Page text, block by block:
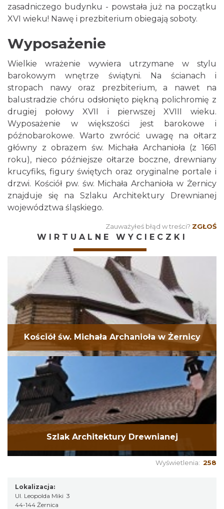
zasadniczego budynku - powstała już na początku
XVI wieku! Nawę i prezbiterium obiegają soboty.
Wyposażenie
Wielkie wrażenie wywiera utrzymane w stylu
barokowym wnętrze świątyni. Na ścianach i
stropach nawy oraz prezbiterium, a nawet na
balustradzie chóru odsłonięto piękną polichromię z
drugiej połowy XVII i pierwszej XVIII wieku.
Wyposażenie w większości jest barokowe i
późnobarokowe. Warto zwrócić uwagę na ołtarz
główny z obrazem św. Michała Archanioła (z 1661
roku), nieco późniejsze ołtarze boczne, drewniany
krucyfiks, figury świętych oraz oryginalne portale i
drzwi. Kościół pw. św. Michała Archanioła w Żernicy
znajduje się na Szlaku Architektury Drewnianej
województwa śląskiego.
Zauważyłeś błąd w treści? ZGŁOŚ
WIRTUALNE WYCIECZKI
Kościół św. Michała Archanioła w Żernicy
Szlak Architektury Drewnianej
Wyświetlenia: 258
Lokalizacja:
Ul. Leopolda Miki 3
44-144 Żernica